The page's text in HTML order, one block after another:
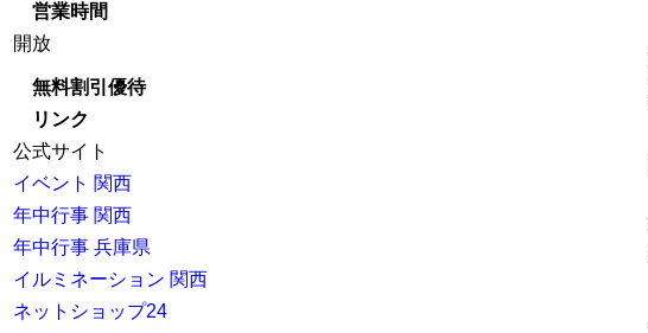
営業時間
開放
無料割引優待
リンク
公式サイト
イベント 関西
年中行事 関西
年中行事 兵庫県
イルミネーション 関西
ネットショップ24